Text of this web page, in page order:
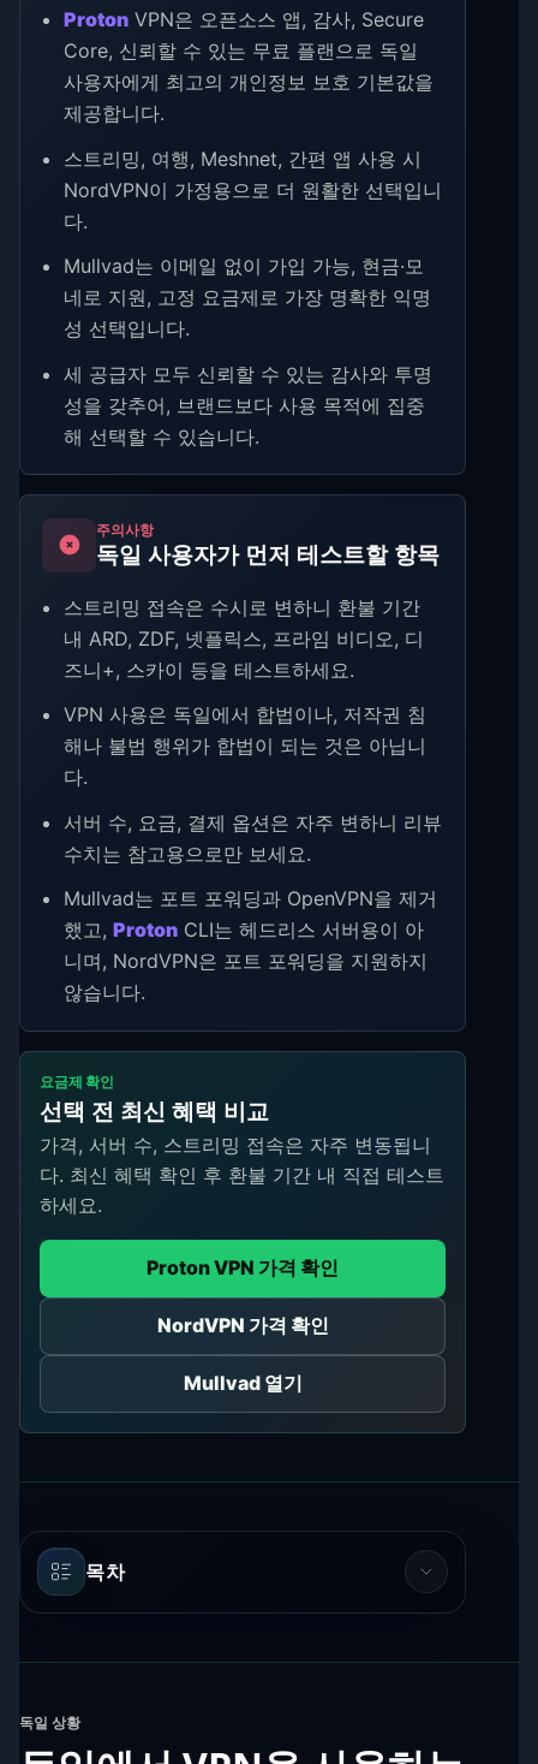
ProtonVPN은 오픈소스 앱, 감사, Secure
Core, 신뢰할 수 있는 무료 플랜으로 독일
사용자에게 최고의 개인정보 보호 기본값을
제공합니다.
스트리밍, 여행, Meshnet, 간편 앱 사용 시
NordVPN이 가정용으로 더 원활한 선택입니
다.
Mullvad는 이메일 없이 가입 가능, 현금·모
네로 지원, 고정 요금제로 가장 명확한 익명
성 선택입니다.
세 공급자 모두 신뢰할 수 있는 감사와 투명
성을 갖추어, 브랜드보다 사용 목적에 집중
해 선택할 수 있습니다.
주의사항
독일 사용자가 먼저 테스트할 항목
스트리밍 접속은 수시로 변하니 환불 기간
내 ARD, ZDF, 넷플릭스, 프라임 비디오, 디
즈니+, 스카이 등을 테스트하세요.
VPN 사용은 독일에서 합법이나, 저작권 침
해나 불법 행위가 합법이 되는 것은 아닙니
다.
서버 수, 요금, 결제 옵션은 자주 변하니 리뷰
수치는 참고용으로만 보세요.
Mullvad는 포트 포워딩과 OpenVPN을 제거
했고, ProtonCLI는 헤드리스 서버용이 아
니며, NordVPN은 포트 포워딩을 지원하지
않습니다.
요금제 확인
선택 전 최신 혜택 비교
가격, 서버 수, 스트리밍 접속은 자주 변동됩니
다. 최신 혜택 확인 후 환불 기간 내 직접 테스트
하세요.
Proton VPN 가격 확인
NordVPN 가격 확인
Mullvad 열기
목차
독일 상황